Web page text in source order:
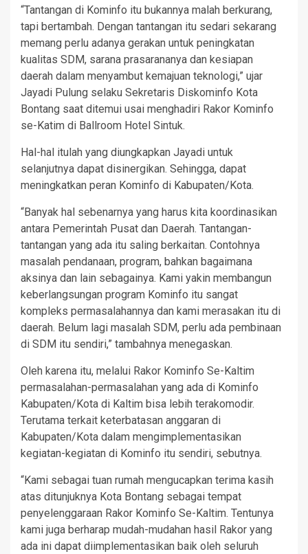
“Tantangan di Kominfo itu bukannya malah berkurang,
tapi bertambah. Dengan tantangan itu sedari sekarang
memang perlu adanya gerakan untuk peningkatan
kualitas SDM, sarana prasarananya dan kesiapan
daerah dalam menyambut kemajuan teknologi,” ujar
Jayadi Pulung selaku Sekretaris Diskominfo Kota
Bontang saat ditemui usai menghadiri Rakor Kominfo
se-Katim di Ballroom Hotel Sintuk.
Hal-hal itulah yang diungkapkan Jayadi untuk
selanjutnya dapat disinergikan. Sehingga, dapat
meningkatkan peran Kominfo di Kabupaten/Kota.
“Banyak hal sebenarnya yang harus kita koordinasikan
antara Pemerintah Pusat dan Daerah. Tantangan-
tantangan yang ada itu saling berkaitan. Contohnya
masalah pendanaan, program, bahkan bagaimana
aksinya dan lain sebagainya. Kami yakin membangun
keberlangsungan program Kominfo itu sangat
kompleks permasalahannya dan kami merasakan itu di
daerah. Belum lagi masalah SDM, perlu ada pembinaan
di SDM itu sendiri,” tambahnya menegaskan.
Oleh karena itu, melalui Rakor Kominfo Se-Kaltim
permasalahan-permasalahan yang ada di Kominfo
Kabupaten/Kota di Kaltim bisa lebih terakomodir.
Terutama terkait keterbatasan anggaran di
Kabupaten/Kota dalam mengimplementasikan
kegiatan-kegiatan di Kominfo itu sendiri, sebutnya.
“Kami sebagai tuan rumah mengucapkan terima kasih
atas ditunjuknya Kota Bontang sebagai tempat
penyelenggaraan Rakor Kominfo Se-Kaltim. Tentunya
kami juga berharap mudah-mudahan hasil Rakor yang
ada ini dapat diimplementasikan baik oleh seluruh